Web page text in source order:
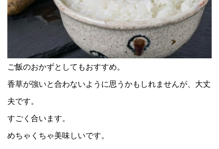
ご飯のおかずとしてもおすすめ。
香草が強いと合わないように思うかもしれませんが、大丈
夫です。
すごく合います。
めちゃくちゃ美味しいです。